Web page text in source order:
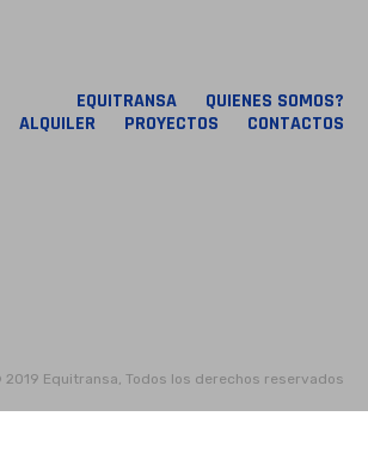
EQUITRANSA
QUIENES SOMOS?
ALQUILER
PROYECTOS CONTACTOS
2019 Equitransa, Todos los derechos reservados